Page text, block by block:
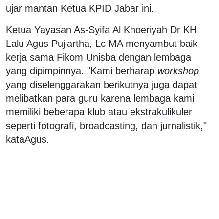
ujar mantan Ketua KPID Jabar ini.
Ketua Yayasan As-Syifa Al Khoeriyah Dr KH
Lalu Agus Pujiartha, Lc MA menyambut baik
kerja sama Fikom Unisba dengan lembaga
yang dipimpinnya. "Kami berharap workshop
yang diselenggarakan berikutnya juga dapat
melibatkan para guru karena lembaga kami
memiliki beberapa klub atau ekstrakulikuler
seperti fotografi, broadcasting, dan jurnalistik,"
kataAgus.